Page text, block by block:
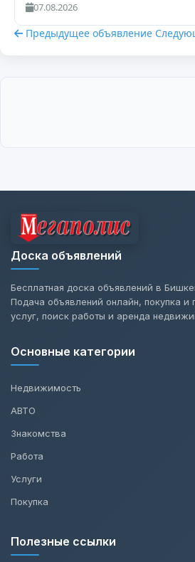
07.08.2026
Предыдущее объявление
Доска объявлений
Бесплатная доска объявлений в
Подача объявлений онлайн, покупка и
услуг, поиск работы и аренда
Основные категории
Недвижимость
АВТО
Знакомства
Работа
Услуги
Покупка
Полезные ссылки